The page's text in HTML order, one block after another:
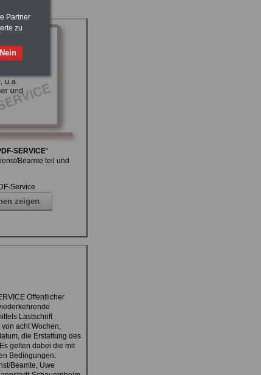
SERVICE“
Beamte teil und
Service
zeigen
Öffentlicher
Lastschrift
acht Wochen,
die Erstattung des
gelten dabei die mit
Bedingungen.
Beamte, Uwe
Partner
zu
Nein